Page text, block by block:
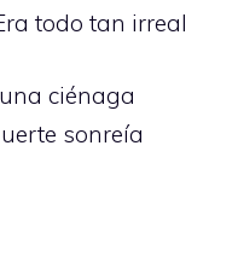
todo tan irreal
ciénaga
sonreía